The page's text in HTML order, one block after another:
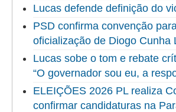
Lucas defende definição do
PSD confirma convenção
oficialização de Diogo Cunha
Lucas sobe o tom e rebate
“O governador sou eu, a
ELEIÇÕES 2026 PL realiza
confirmar candidaturas na